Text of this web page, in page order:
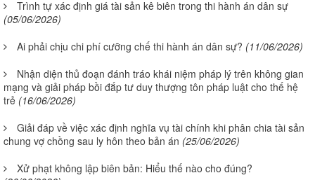
Trình tự xác định giá tài sản kê biên trong thi hành án dân sự
(05/06/2026)
Ai phải chịu chi phí cưỡng chế thi hành án dân sự? (11/06/2026)
Nhận diện thủ đoạn đánh tráo khái niệm pháp lý trên không gian
mạng và giải pháp bồi đắp tư duy thượng tôn pháp luật cho thế hệ
trẻ (16/06/2026)
Giải đáp về việc xác định nghĩa vụ tài chính khi phân chia tài sản
chung vợ chồng sau ly hôn theo bản án (25/06/2026)
Xử phạt không lập biên bản: Hiểu thế nào cho đúng?